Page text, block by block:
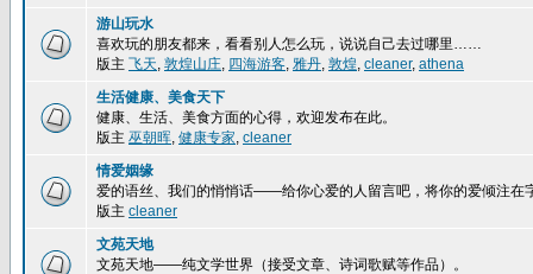
游山玩水
喜欢玩的朋友都来，看看别人怎么玩，说说自己去过哪里……
版主 飞天, 敦煌山庄, 四海游客, 雅丹, 敦煌, cleaner, athena
生活健康、美食天下
健康、生活、美食方面的心得，欢迎发布在此。
版主 巫朝晖, 健康专家, cleaner
情爱姻缘
爱的语丝、我们的悄悄话——给你心爱的人留言吧，将你的爱倾注
版主 cleaner
文苑天地
文苑天地——纯文学世界（接受文章、诗词歌赋等作品）。